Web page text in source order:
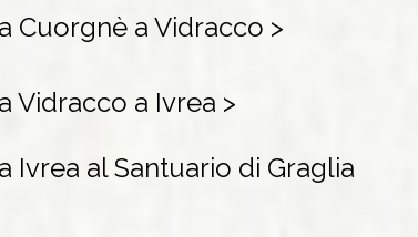
Cuorgnè a Vidracco >
Vidracco a Ivrea >
Ivrea al Santuario di Graglia